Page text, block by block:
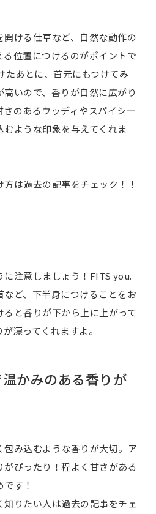
ける仕草など、自然な動作の
位置につけるのがポイントで
たあとに、首元にもつけてみ
いので、香りが自然に広がり
のあるウッディやスパイシー
ような印象を与えてくれま
は過去の記事をチェック！！
注意しましょう！FITS you.
ど、下半身につけることをお
ると香りが下から上に上がって
漂ってくれますよ。
かみのある香りが
み込むような香りが大切。ア
ぴったり！程よく甘さがある
す！
りたい人は過去の記事をチェ